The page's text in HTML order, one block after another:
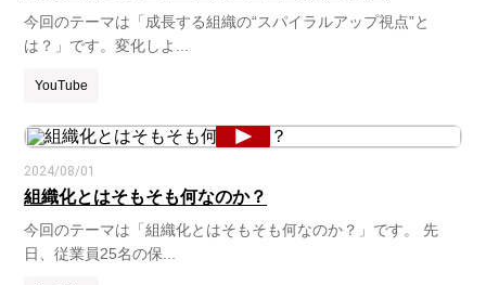
今回のテーマは「成長する組織の“スパイラルアップ視点”と
は？」です。変化しよ...
YouTube
2024/08/01
組織化とはそもそも何なのか？
今回のテーマは「組織化とはそもそも何なのか？」です。 先
日、従業員25名の保...